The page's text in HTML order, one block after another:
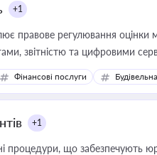
+1
правове регулювання оцінки
звітністю та цифровими
корисне для власника бізнесу,
майна, корпоративних
Фінансові послуги
+1
процедури, що забезпечують